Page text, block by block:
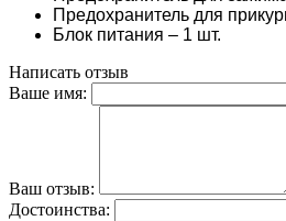
Предохранитель для
Блок питания – 1 шт.
Написать отзыв
Ваше имя:
Ваш отзыв:
Достоинства: